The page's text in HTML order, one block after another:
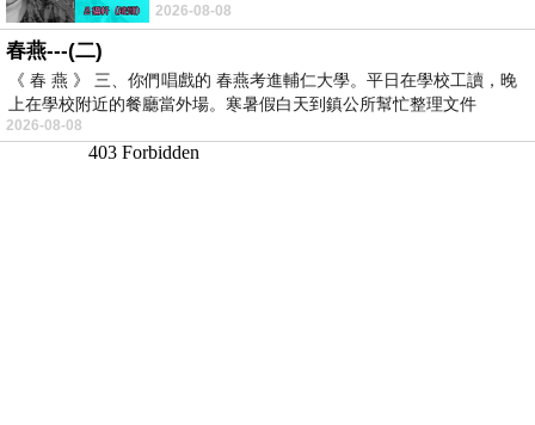
要編列公視和Taiwan plus預算，在110年
2026-08-08
春燕---(二)
《 春 燕 》 三、你們唱戲的 春燕考進輔仁大學。平日在學校工讀，晚
上在學校附近的餐廳當外場。寒暑假白天到鎮公所幫忙整理文件
2026-08-08